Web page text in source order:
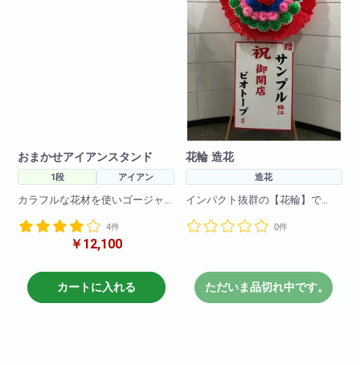
おまかせアイアンスタンド
1段 アイアン
カラフルな花材を使いゴージャ
や、ゴージャスなお店にピッタ
リ!アイアンスタンドを何台も並
使用花材は季節によって若干変
動しますがbiotopスタッフが自信
を持ってお勧めするお任せスタ
4件
￥12,100
カートに入れる
花輪 造花
造花
インパクト抜群の【花輪】で
きさはダントツです!どんなスタ
0件
ただいま品切れ中です。